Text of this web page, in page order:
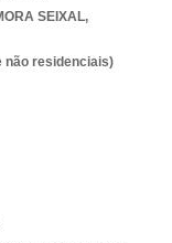
SEIXAL,
não residenciais)